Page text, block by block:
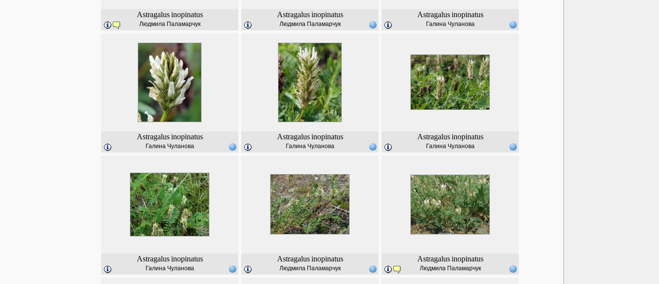
Astragalus inopinatus
Людмила Паламарчук
Astragalus inopinatus
Людмила Паламарчук
Astragalus inopinatus
Галина Чуланова
Astragalus inopinatus
Галина Чуланова
Astragalus inopinatus
Галина Чуланова
Astragalus inopinatus
Галина Чуланова
Astragalus inopinatus
Галина Чуланова
Astragalus inopinatus
Людмила Паламарчук
Astragalus inopinatus
Людмила Паламарчук